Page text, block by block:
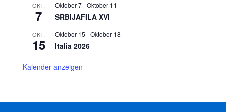
OKT.
7
Oktober 7-Oktober 11
SRBIJAFILA XVI
OKT.
15
Oktober 15 -Oktober 18
Italia 2026
Kalender anzeigen